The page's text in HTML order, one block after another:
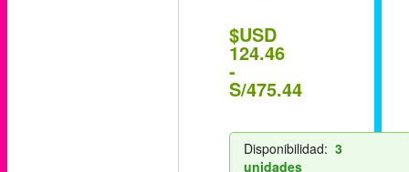
$USD
124.46
-
S/475.44
Disponibilidad: 3
unidades